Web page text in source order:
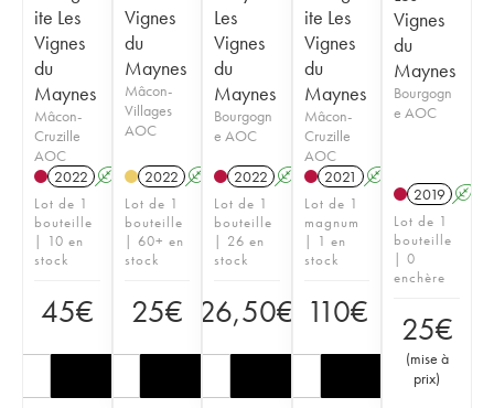
ite Les
Vignes
du
Maynes
Mâcon-
Cruzille
AOC
2022 A K
Lot de 1
bouteille
| 10 en
stock
45€
Vignes
du
Maynes
Mâcon-
Villages
AOC
2022 A K
Lot de 1
bouteille
| 60+ en
stock
25€
Les
Vignes
du
Maynes
Bourgogn
e AOC
2022 A K
Lot de 1
bouteille
| 26 en
stock
26,50€
ite Les
Vignes
du
Maynes
Mâcon-
Cruzille
AOC
2021 A
Lot de 1
magnum
| 1 en
stock
110€
Vignes
du
Maynes
Bourgogn
e AOC
2019 A
Lot de 1
bouteille
| 0
enchère
25€
(mise à
prix)